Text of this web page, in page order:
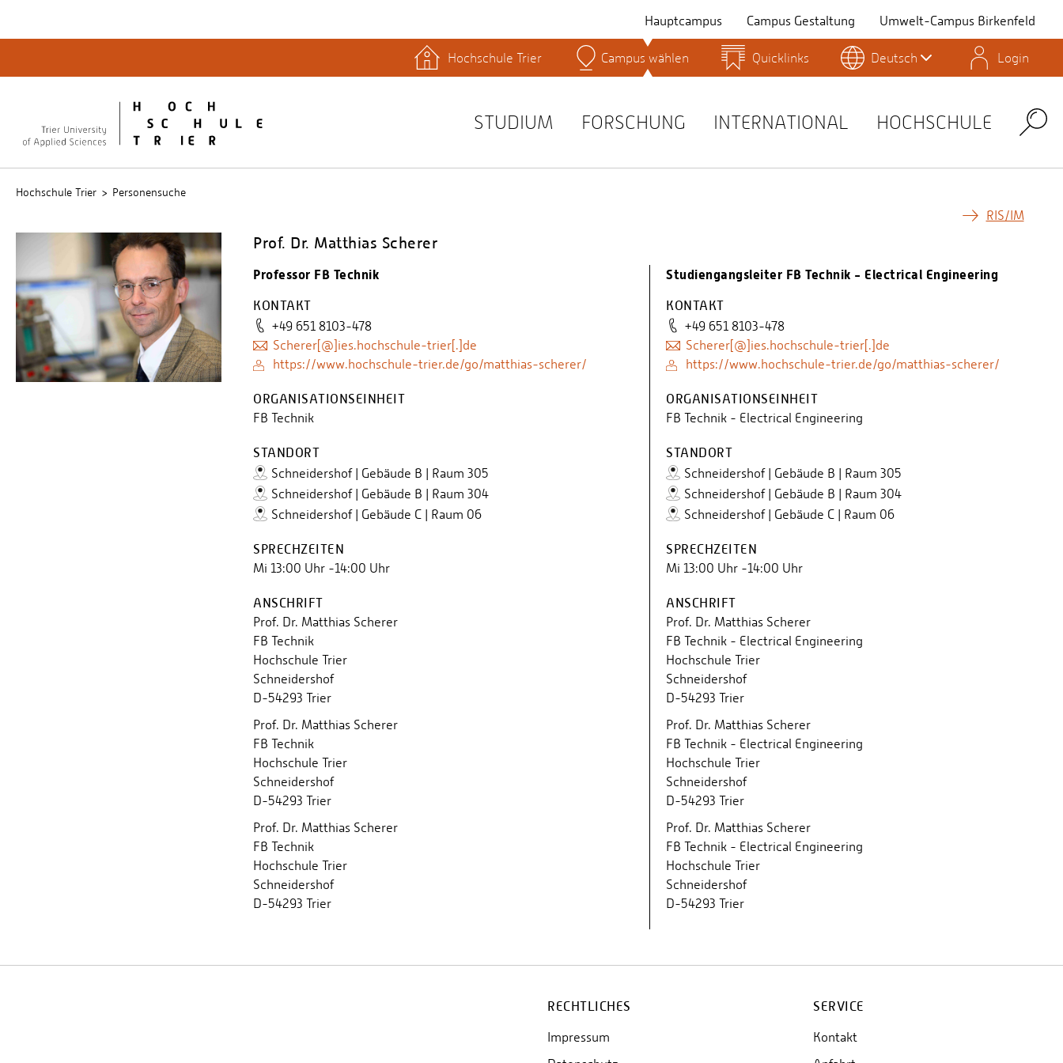
Hauptcampus Campus Gestaltung Umwelt-Campus Birkenfeld
Lernplattformen
Personensuche
Studienservice
Stud.IP
Hochschule Trier Campus wählen Quicklinks Deutsch Login
STUDIUM FORSCHUNG INTERNATIONAL HOCHSCHULE Search
Hochschule Trier Personensuche
Prof. Dr. Matthias Scherer
Professor FB Technik
KONTAKT
+49 651 8103-478
Scherer[@]ies.hochschule-trier[.]de
https://www.hochschule-trier.de/go/matthias-scherer/
ORGANISATIONSEINHEIT
FB Technik
STANDORT
Schneidershof | Gebäude B | Raum 305
Schneidershof | Gebäude B | Raum 304
Schneidershof | Gebäude C | Raum 06
SPRECHZEITEN
Mi 13:00 Uhr -14:00 Uhr
ANSCHRIFT
Prof. Dr. Matthias Scherer
FB Technik
Hochschule Trier
Schneidershof
D-54293 Trier
Prof. Dr. Matthias Scherer
FB Technik
Hochschule Trier
Schneidershof
D-54293 Trier
Prof. Dr. Matthias Scherer
FB Technik
Hochschule Trier
Schneidershof
D-54293 Trier
Studiengangsleiter FB Technik - Electrical Engineering
KONTAKT
+49 651 8103-478
Scherer[@]ies.hochschule-trier[.]de
https://www.hochschule-trier.de/go/matthias-scherer/
ORGANISATIONSEINHEIT
FB Technik - Electrical Engineering
STANDORT
Schneidershof | Gebäude B | Raum 305
Schneidershof | Gebäude B | Raum 304
Schneidershof | Gebäude C | Raum 06
SPRECHZEITEN
Mi 13:00 Uhr -14:00 Uhr
ANSCHRIFT
Prof. Dr. Matthias Scherer
FB Technik - Electrical Engineering
Hochschule Trier
Schneidershof
D-54293 Trier
Prof. Dr. Matthias Scherer
FB Technik - Electrical Engineering
Hochschule Trier
Schneidershof
D-54293 Trier
Prof. Dr. Matthias Scherer
FB Technik - Electrical Engineering
Hochschule Trier
Schneidershof
D-54293 Trier
RIS/IM
RECHTLICHES
Impressum
SERVICE
Kontakt